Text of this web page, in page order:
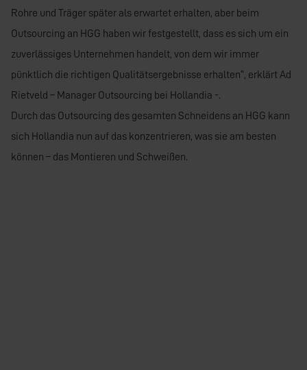
Rohre und Träger später als erwartet erhalten, aber beim
Outsourcing an HGG haben wir festgestellt, dass es sich um ein
zuverlässiges Unternehmen handelt, von dem wir immer
pünktlich die richtigen Qualitätsergebnisse erhalten“, erklärt Ad
Rietveld – Manager Outsourcing bei Hollandia -.
Durch das Outsourcing des gesamten Schneidens an HGG kann
sich Hollandia nun auf das konzentrieren, was sie am besten
können – das Montieren und Schweißen.